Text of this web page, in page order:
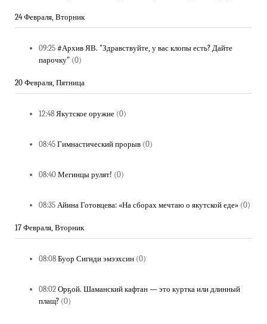
24 Февраля, Вторник
09:25 #Архив ЯВ. "Здравствуйте, у вас клопы есть? Дайте
парочку" (0)
20 Февраля, Пятница
12:48 Якутское оружие (0)
08:45 Гимнастический прорыв (0)
08:40 Мегинцы рулят! (0)
08:35 Айина Готовцева: «На сборах мечтаю о якутской еде» (0)
17 Февраля, Вторник
08:08 Буор Сигиди эмээхсин (0)
08:02 Орҕой. Шаманский кафтан — это куртка или длинный
плащ? (0)